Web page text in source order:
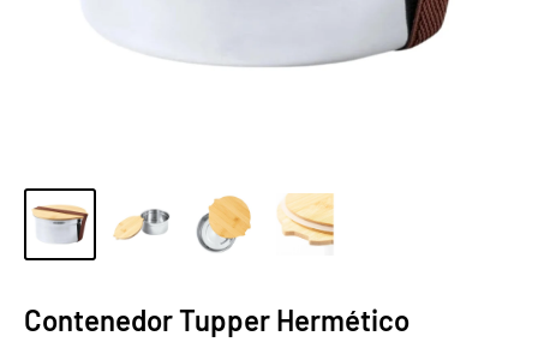
Contenedor Tupper Hermético